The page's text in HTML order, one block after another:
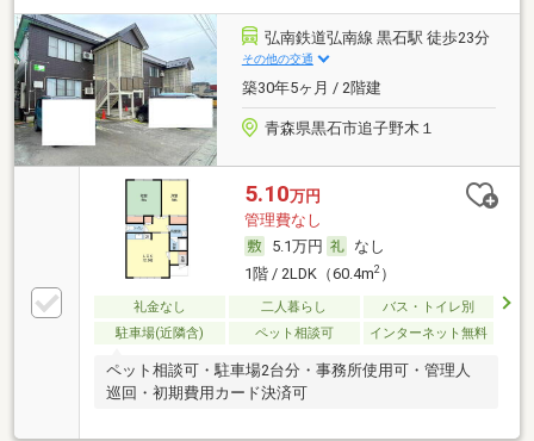
弘南鉄道弘南線 黒石駅 徒歩23分
その他の交通
築30年5ヶ月 / 2階建
青森県黒石市追子野木１
5.10万円
管理費なし
5.1万円
なし
1階 / 2LDK（60.4m2）
礼金なし 二人暮らし
バス・トイレ別
駐車場(近隣含)
ペット相談可 インターネット無料
ペット相談可・駐車場2台分・事務所使用可・管理人
巡回・初期費用カード決済可